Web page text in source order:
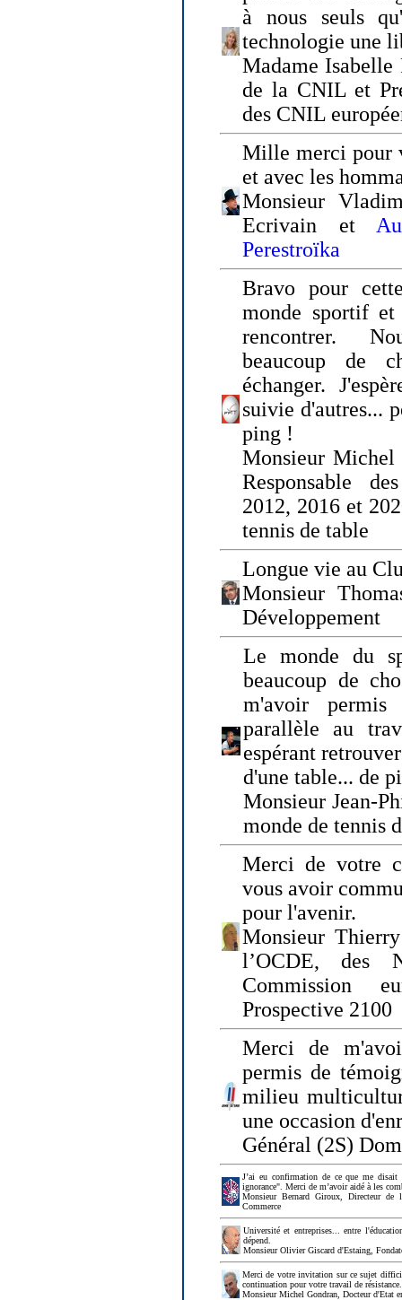
à nous seuls
technologie une
Madame Isabelle
de la CNIL et
des CNIL
Mille merci pour
et avec les
Monsieur
Ecrivain et
Perestroïka
Bravo pour
monde sportif
rencontrer.
beaucoup de
échanger.
suivie d'autres...
ping !
Monsieur
Responsable
2012, 2016 et
tennis de table
Longue vie au
Monsieur
Développement
Le monde du
beaucoup de
m'avoir
parallèle au
espérant
d'une table... de
Monsieur Jean-
monde de tennis
Merci de votre
vous avoir
pour l'avenir.
Monsieur
l’OCDE, des
Commission
Prospective 2100
Merci de
permis de
milieu
une occasion
Général (2S)
J’ai eu confirmation de ce que me disait
ignorance". Merci de m’avoir aidé à les
Monsieur Bernard Giroux, Directeur de
Commerce
Université et entreprises... entre
dépend.
Monsieur Olivier Giscard d'Estaing,
Merci de votre invitation sur ce sujet
continuation pour votre travail de
Monsieur Michel Gondran, Docteur d'Etat